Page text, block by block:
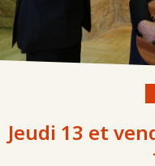
Jeudi 13 et